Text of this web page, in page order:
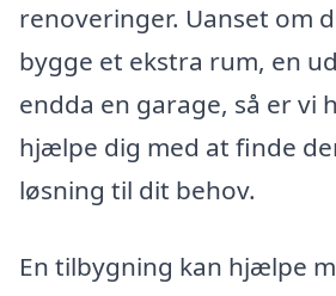
renoveringer. Uanset om
bygge et ekstra rum, en
endda en garage, så er vi
hjælpe dig med at finde
løsning til dit behov.
En tilbygning kan hjælpe